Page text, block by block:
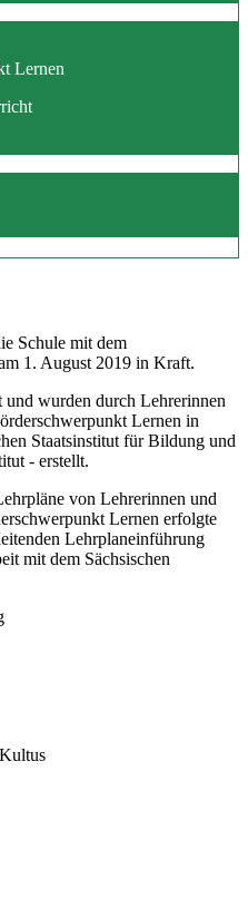
Lernen
Schule mit dem
1. August 2019 in Kraft.
wurden durch Lehrerinnen
Lernen in
Staatsinstitut für Bildung und
- erstellt.
von Lehrerinnen und
Lernen erfolgte
Lehrplaneinführung
mit dem Sächsischen